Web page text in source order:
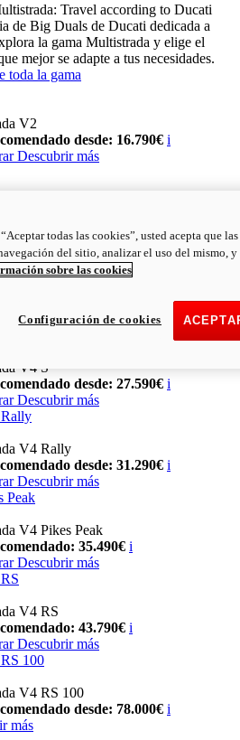
Travel according to Ducati
de Big Duals de Ducati dedicada a
la gama Multistrada y elige el
mejor se adapte a tus necesidades.
toda la gama
V2
desde: 16.790€ i
Descubrir más
Descubrir más
Descubrir más
V4 S
desde: 27.590€ i
Descubrir más
V4 Rally
desde: 31.290€ i
Descubrir más
Peak
V4 Pikes Peak
35.490€ i
Descubrir más
V4 RS
43.790€ i
Descubrir más
100
V4 RS 100
desde: 78.000€ i
más
todas las cookies”, usted acepta que
del sitio, analizar el uso del mismo,
sobre las cookies
Configuración de cookies